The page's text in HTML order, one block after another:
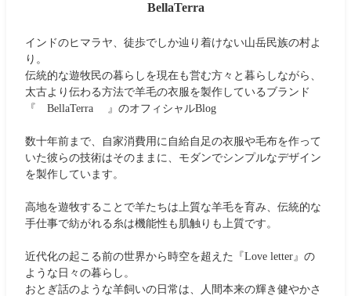
BellaTerra
インドのヒマラヤ、徒歩でしか辿り着けない山岳民族の村よ
り。
伝統的な遊牧民の暮らしを現在も営む方々と暮らしながら、
太古より伝わる方法で羊毛の衣服を製作しているブランド
『 BellaTerra 』のオフィシャルBlog
数十年前まで、自家消費用に自給自足の衣服や毛布を作って
いた彼らの技術はそのままに、モダンでシンプルなデザイン
を製作しています。
高地を遊牧することで羊たちは上質な羊毛を育み、伝統的な
手仕事で紡がれる糸は機能性も肌触りも上質です。
近代化の起こる前の世界から時空を超えた『Love letter』の
ような日々の暮らし。
おとぎ話のような羊飼いの日常は、人間本来の輝き健やかさ